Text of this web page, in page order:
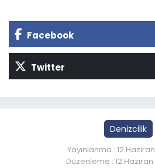
Facebook
Twitter
Denizcilik
Yayınlanma : 12
Düzenleme : 12